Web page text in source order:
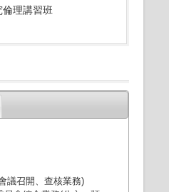
倫理講習班
議召開、查核業務)